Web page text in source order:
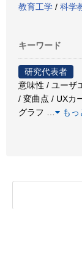
教育工学 / 科学
キーワード
研究代表者
意味性 / ユーザ
/ 変曲点 / UXカ
グラフ
もっ